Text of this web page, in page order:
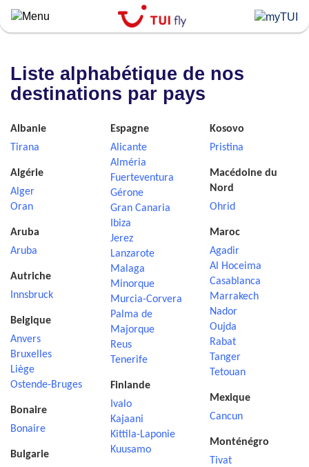
Skip
to
Liste alphabétique de nos
destinations par pays
Albanie
Tirana
Algérie
Alger
Oran
Aruba
Aruba
Autriche
Innsbruck
Belgique
Anvers
Bruxelles
Liège
Ostende-Bruges
Bonaire
Bonaire
Bulgarie
Espagne
Alicante
Alméria
Fuerteventura
Gérone
Gran Canaria
Ibiza
Jerez
Lanzarote
Malaga
Minorque
Murcia-Corvera
Palma de
Majorque
Reus
Tenerife
Finlande
Ivalo
Kajaani
Kittila-Laponie
Kuusamo
Kosovo
Pristina
Macédoine du
Nord
Ohrid
Maroc
Agadir
Al Hoceima
Casablanca
Marrakech
Nador
Oujda
Rabat
Tanger
Tetouan
Mexique
Cancun
Monténégro
Tivat